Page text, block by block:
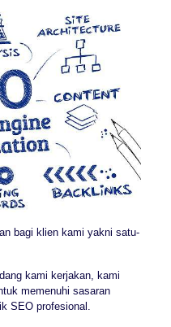
bagi klien kami yakni satu-
kami kerjakan, kami
memenuhi sasaran
SEO profesional.